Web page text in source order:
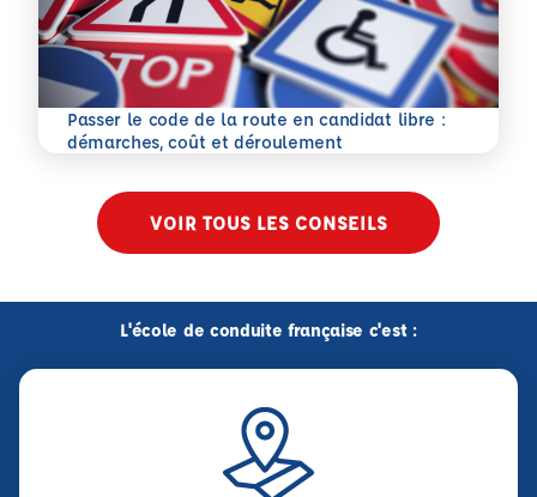
Passer le code de la route en candidat libre :
démarches, coût et déroulement
En savoir plus
VOIR TOUS LES CONSEILS
L'école de conduite française c'est :